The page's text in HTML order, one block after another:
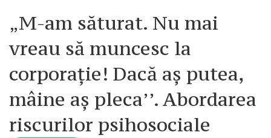
„M-am săturat. Nu mai
vreau să muncesc la
corporație! Dacă aș putea,
mâine aș pleca’’. Abordarea
riscurilor psihosociale